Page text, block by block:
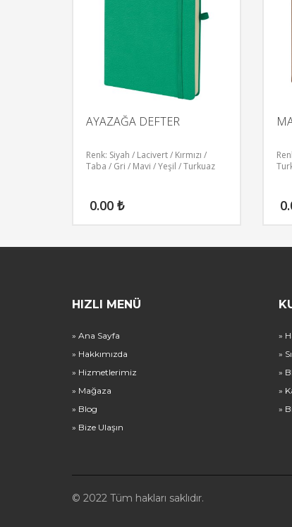
AYAZAĞA DEFTER
Renk: Siyah / Lacivert / Kırmızı /
Taba / Gri / Mavi / Yeşil / Turkuaz
0.00 ₺
HIZLI MENÜ
» Ana Sayfa
» Hakkımızda
» Hizmetlerimiz
» Mağaza
» Blog
» Bize Ulaşın
»
»
»
»
»
© 2022 Tüm hakları saklıdır.